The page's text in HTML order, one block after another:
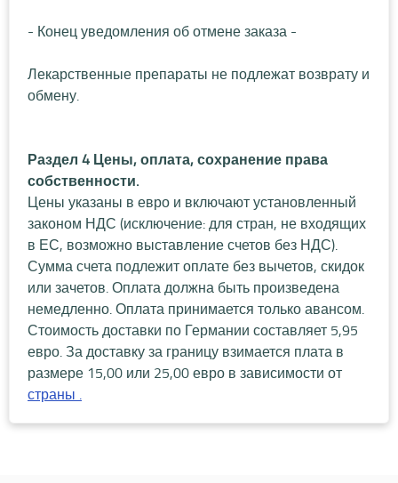
- Конец уведомления об отмене заказа -
Лекарственные препараты не подлежат возврату и
обмену.
Раздел 4 Цены, оплата, сохранение права
собственности.
Цены указаны в евро и включают установленный
законом НДС (исключение: для стран, не входящих
в ЕС, возможно выставление счетов без НДС).
Сумма счета подлежит оплате без вычетов, скидок
или зачетов. Оплата должна быть произведена
немедленно. Оплата принимается только авансом.
Стоимость доставки по Германии составляет 5,95
евро. За доставку за границу взимается плата в
размере 15,00 или 25,00 евро в зависимости от
страны .